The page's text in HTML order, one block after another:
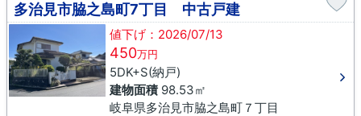
多治見市脇之島町7丁目 中古戸建
値下げ：2026/07/13
450万円
5DK+S(納戸)
建物面積98.53㎡
岐阜県多治見市脇之島町７丁目